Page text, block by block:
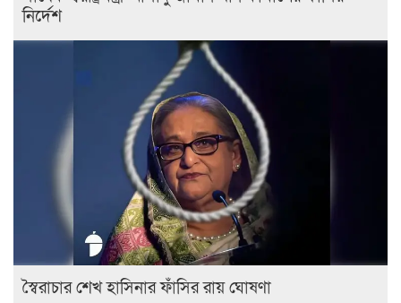
নির্দেশ
স্বৈরাচার শেখ হাসিনার ফাঁসির রায় ঘোষণা